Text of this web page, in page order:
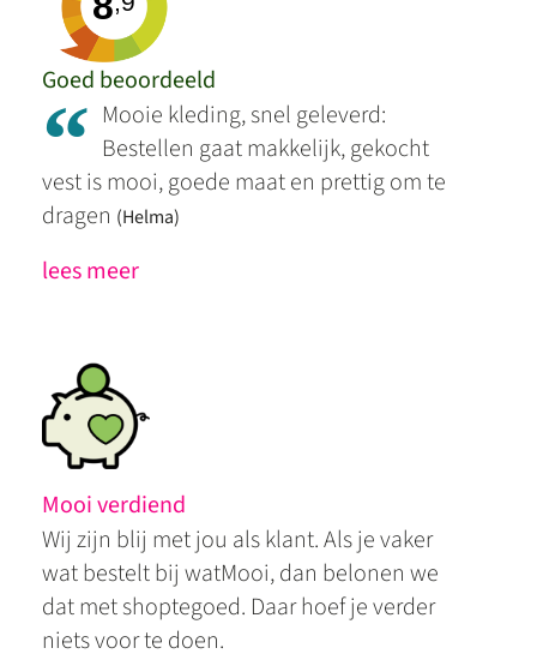
Goed beoordeeld
“ Mooie kleding, snel geleverd:
Bestellen gaat makkelijk, gekocht
vest is mooi, goede maat en prettig om te
dragen (Helma)
lees meer
Mooi verdiend
Wij zijn blij met jou als klant. Als je vaker
wat bestelt bij watMooi, dan belonen we
dat met shoptegoed. Daar hoef je verder
niets voor te doen.